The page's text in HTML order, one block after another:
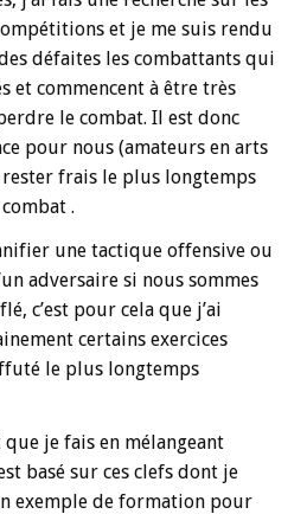
et je me suis rendu
défaites les combattants qui
et commencent à être très
le combat. Il est donc
pour nous (amateurs en arts
rester frais le plus longtemps
.
une tactique offensive ou
adversaire si nous sommes
c’est pour cela que j’ai
certains exercices
le plus longtemps
que je fais en mélangeant
basé sur ces clefs dont je
exemple de formation pour